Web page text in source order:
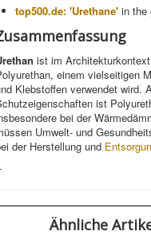
top500.de: 'Urethane' in the
ist im
einem vielseitigen
Klebstoffen verwendet wird.
ist
bei der
Umwelt- und
der Herstellung und
Ähnliche